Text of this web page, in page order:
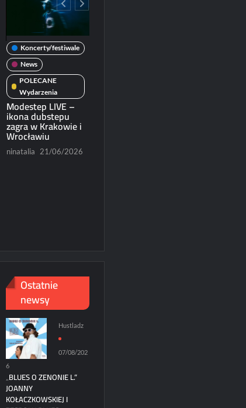
Koncerty/festiwale
News
POLECANE
Wydarzenia
Modestep LIVE –
ikona dubstepu
zagra w Krakowie i
Wrocławiu
ninatalia 21/06/2026
Ostatnie
newsy
Hustladz
07/08/202
6
„BLUES O ZENONIE L.”
JOANNY
KOŁACZKOWSKIEJ I